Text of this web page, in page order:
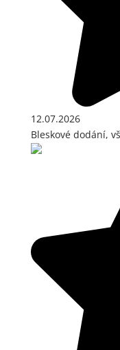
12.07.2026
Bleskové dodání,